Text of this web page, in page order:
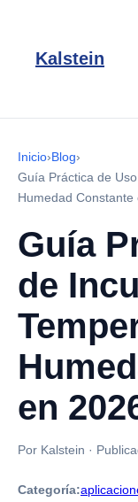
Kalstein
Inicio›Blog›
Guía Práctica de
Humedad Constante
Guía
de
en
Por Kalstein ·
Categoría: